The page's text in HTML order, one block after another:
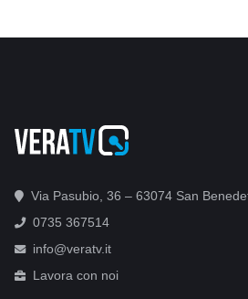
Via Pasubio, 36 – 63074 San
0735 367514
info@veratv.it
Lavora con noi